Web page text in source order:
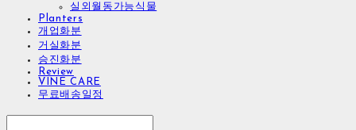
실외월동가능식물
Planters
개업화분
거실화분
승진화분
Review
VINE CARE
무료배송일정